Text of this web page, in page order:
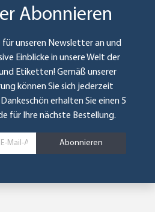
Abonnieren
für unseren Newsletter an und
Einblicke in unsere Welt der
Etiketten! Gemäß unserer
können Sie sich jederzeit
erhalten Sie einen 5
für Ihre nächste Bestellung.
Abonnieren